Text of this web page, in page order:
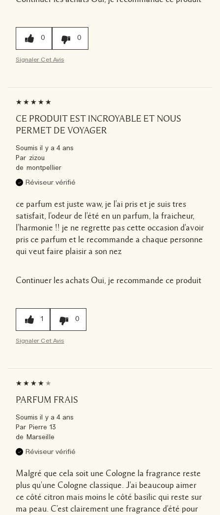
0 0
Signaler Cet Avis
CE PRODUIT EST INCROYABLE ET NOUS
PERMET DE VOYAGER
Soumisil y a 4 ans
Par zizou
de montpellier
Réviseur vérifié
ce parfum est juste waw, je l'ai pris et je suis tres
satisfait, l'odeur de l'été en un parfum, la fraicheur,
l'harmonie !! je ne regrette pas cette occasion d'avoir
pris ce parfum et le recommande a chaque personne
qui veut faire plaisir a son nez
Continuer les achats Oui, je recommande ce produit
1 0
Signaler Cet Avis
PARFUM FRAIS
Soumisil y a 4 ans
Par Pierre 13
de Marseille
Réviseur vérifié
Malgré que cela soit une Cologne la fragrance reste
plus qu'une Cologne classique. J'ai beaucoup aimer
ce côté citron mais moins le côté basilic qui reste sur
ma peau. C'est clairement une fragrance d'été pour